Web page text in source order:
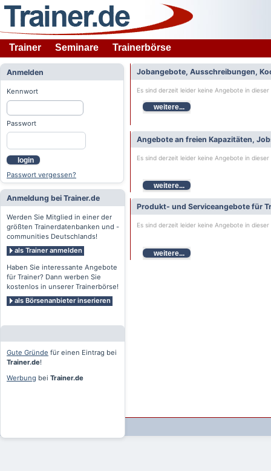
Trainer Seminare Trainerbörse
Anmelden
Kennwort
Passwort
login
Passwort vergessen?
Anmeldung bei Trainer.de
Werden Sie Mitglied in einer der
größten Trainerdatenbanken und -
communities Deutschlands!
als Trainer anmelden
Haben Sie interessante Angebote
für Trainer? Dann werben Sie
kostenlos in unserer Trainerbörse!
als Börsenanbieter inserieren
Gute Gründe für einen Eintrag bei
Trainer.de!
Werbung bei Trainer.de
Jobangebote, Ausschreibungen,
Es sind derzeit leider keine Angebote in
weitere...
Angebote an freien Kapazitäten,
Es sind derzeit leider keine Angebote in
weitere...
Produkt- und Serviceangebote für
Es sind derzeit leider keine Angebote in
weitere...